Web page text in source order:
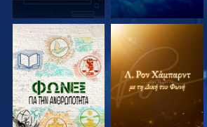
ΕΞΕΡΕΥΝΗΣΤΕ ΤΗ
ΣΕΙΡΑ
ΕΞΕΡΕΥΝΗΣΤΕ ΤΗ
ΣΕΙΡΑ